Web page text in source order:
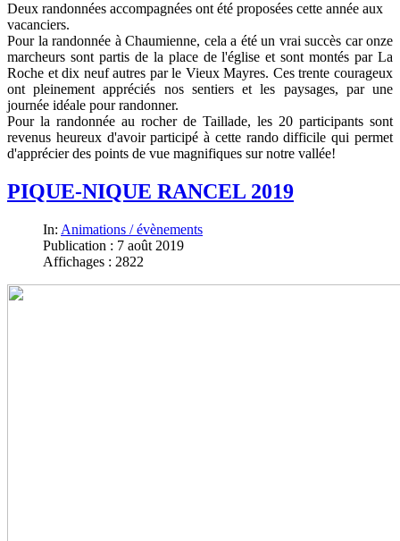
Deux randonnées accompagnées ont été proposées cette année aux
vacanciers.
Pour la randonnée à Chaumienne, cela a été un vrai succès car onze
marcheurs sont partis de la place de l'église et sont montés par La
Roche et dix neuf autres par le Vieux Mayres. Ces trente courageux
ont pleinement appréciés nos sentiers et les paysages, par une
journée idéale pour randonner.
Pour la randonnée au rocher de Taillade, les 20 participants sont
revenus heureux d'avoir participé à cette rando difficile qui permet
d'apprécier des points de vue magnifiques sur notre vallée!
PIQUE-NIQUE RANCEL 2019
In: Animations / évènements
Publication : 7 août 2019
Affichages : 2822